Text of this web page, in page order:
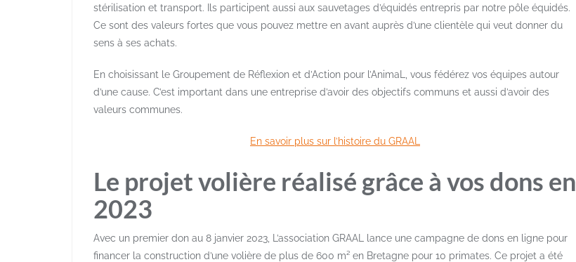
stérilisation et transport. Ils participent aussi aux sauvetages d’équidés entrepris par notre pôle équidés.
Ce sont des valeurs fortes que vous pouvez mettre en avant auprès d’une clientèle qui veut donner du
sens à ses achats.
En choisissant le Groupement de Réflexion et d’Action pour l’AnimaL, vous fédérez vos équipes autour
d’une cause. C’est important dans une entreprise d’avoir des objectifs communs et aussi d’avoir des
valeurs communes.
En savoir plus sur l’histoire du GRAAL
Le projet volière réalisé grâce à vos dons en
2023
Avec un premier don au 8 janvier 2023, L’association GRAAL lance une campagne de dons en ligne pour
financer la construction d’une volière de plus de 600 m² en Bretagne pour 10 primates. Ce projet a été